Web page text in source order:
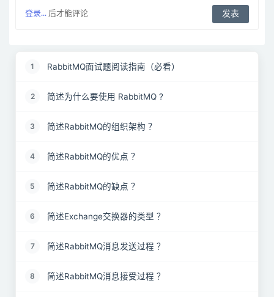
登录... 后才能评论
1 RabbitMQ面试题阅读指南（必看）
2 简述为什么要使用 RabbitMQ ?
3 简述RabbitMQ的组织架构 ？
4 简述RabbitMQ的优点 ？
5 简述RabbitMQ的缺点 ？
6 简述Exchange交换器的类型 ？
7 简述RabbitMQ消息发送过程 ？
8 简述RabbitMQ消息接受过程 ？